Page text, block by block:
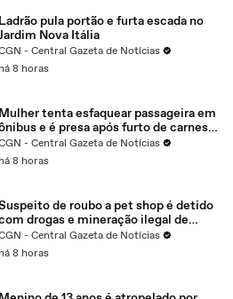
Ladrão pula portão e furta escada no
Nova Itália
- Central Gazeta de Notícias
há 8 horas
Mulher tenta esfaquear passageira em
e é presa após furto de carnes
Cascavel
- Central Gazeta de Notícias
há 8 horas
de roubo a pet shop é detido
drogas e mineração ilegal de
- Central Gazeta de Notícias
há 8 horas